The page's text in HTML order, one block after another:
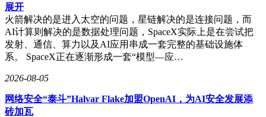
展开
火箭解决的是进入太空的问题，星链解决的是连接问题，而
AI计算则解决的是数据处理问题，SpaceX实际上是在尝试把
发射、通信、算力以及AI应用串成一套完整的基础设施体
系。 SpaceX正在逐渐形成一套“模型—应…
2026-08-05
网络安全“泰斗”Halvar Flake加盟OpenAI，为AI安全发展添
砖加瓦